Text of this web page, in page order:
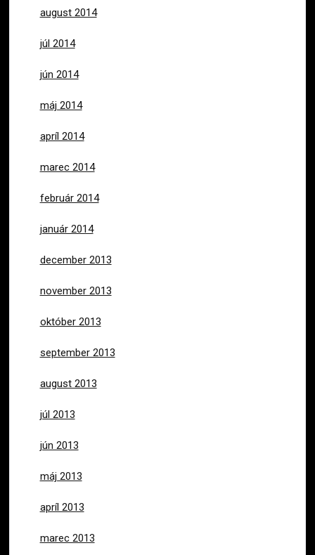
august 2014
júl 2014
jún 2014
máj 2014
apríl 2014
marec 2014
február 2014
január 2014
december 2013
november 2013
október 2013
september 2013
august 2013
júl 2013
jún 2013
máj 2013
apríl 2013
marec 2013